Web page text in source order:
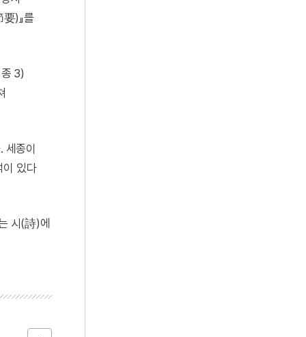
)』를
3)
세종이
있다
시(詩)에